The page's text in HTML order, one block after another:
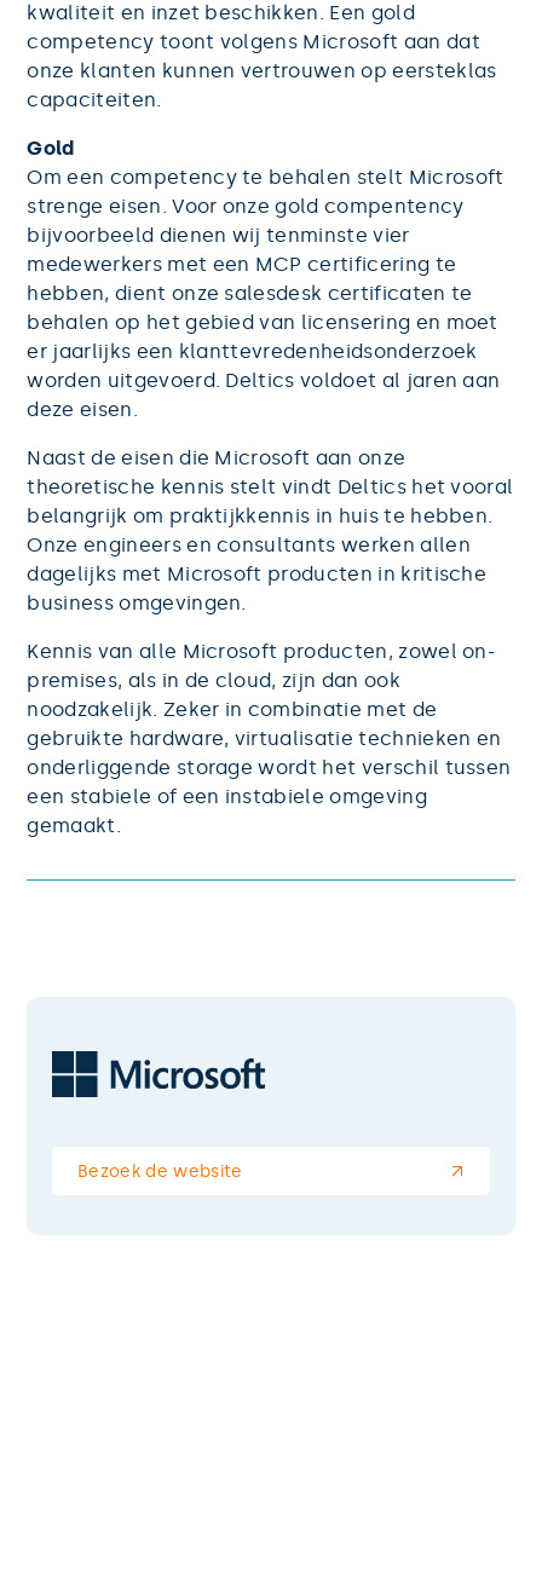
kwaliteit en inzet beschikken. Een gold
competency toont volgens Microsoft aan dat
onze klanten kunnen vertrouwen op eersteklas
capaciteiten.
Gold
Om een competency te behalen stelt Microsoft
strenge eisen. Voor onze gold compentency
bijvoorbeeld dienen wij tenminste vier
medewerkers met een MCP certificering te
hebben, dient onze salesdesk certificaten te
behalen op het gebied van licensering en moet
er jaarlijks een klanttevredenheidsonderzoek
worden uitgevoerd. Deltics voldoet al jaren aan
deze eisen.
Naast de eisen die Microsoft aan onze
theoretische kennis stelt vindt Deltics het vooral
belangrijk om praktijkkennis in huis te hebben.
Onze engineers en consultants werken allen
dagelijks met Microsoft producten in kritische
business omgevingen.
Kennis van alle Microsoft producten, zowel on-
premises, als in de cloud, zijn dan ook
noodzakelijk. Zeker in combinatie met de
gebruikte hardware, virtualisatie technieken en
onderliggende storage wordt het verschil tussen
een stabiele of een instabiele omgeving
gemaakt.
Bezoek de website